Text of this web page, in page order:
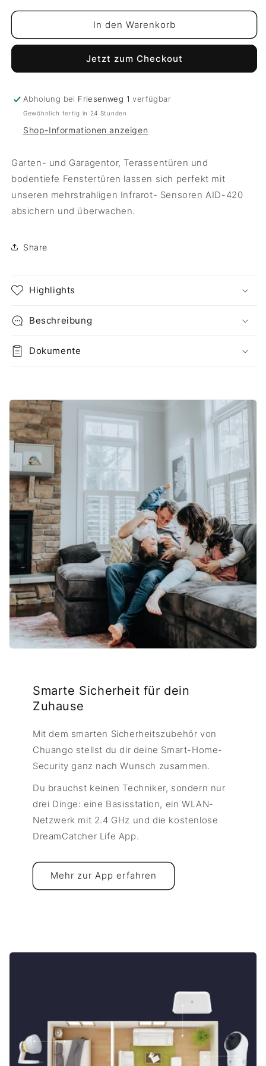
Menge
Mehrstrahlige
AID-
Menge
Mehrstrahlige
Sensoren
AID-
In den Warenkorb
Jetzt zum Checkout
Abholung bei Friesenweg 1 verfügbar
Gewöhnlich fertig in 24 Stunden
Shop-Informationen anzeigen
Garten- und Garagentor, Terassentüren und
bodentiefe Fenstertüren lassen sich perfekt mit
unseren mehrstrahligen Infrarot- Sensoren AID-420
absichern und überwachen.
Share
Highlights
Beschreibung
Dokumente
Smarte Sicherheit für dein
Zuhause
Mit dem smarten Sicherheitszubehör von
Chuango stellst du dir deine Smart-Home-
Security ganz nach Wunsch zusammen.
Du brauchst keinen Techniker, sondern nur
drei Dinge: eine Basisstation, ein WLAN-
Netzwerk mit 2.4 GHz und die kostenlose
DreamCatcher Life App.
Mehr zur App erfahren